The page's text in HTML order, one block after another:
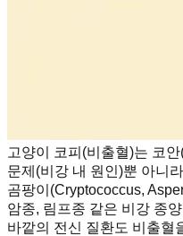
고양이 코피(비출혈)는 코
문제(비강 내 원인)뿐 아니
곰팡이(Cryptococcus,
암종, 림프종 같은 비강 종
바깥의 전신 질환도 비출혈